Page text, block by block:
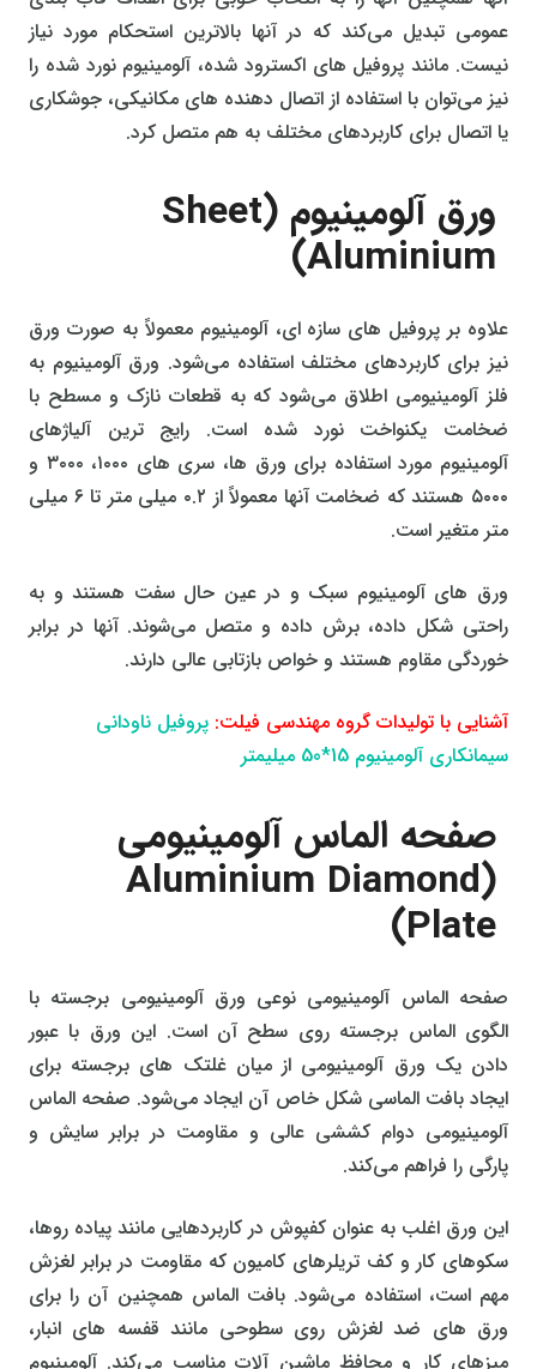
عمومی تبدیل می‌کند که در آنها بالاترین استحکام مورد نیاز
نیست. مانند پروفیل‌ های اکسترود شده، آلومینیوم نورد شده را
نیز می‌توان با استفاده از اتصال دهنده‌ های مکانیکی، جوشکاری
یا اتصال برای کاربردهای مختلف به هم متصل کرد.
ورق آلومینیوم (Sheet
Aluminium)
علاوه بر پروفیل‌ های سازه‌ ای، آلومینیوم معمولاً به صورت ورق
نیز برای کاربردهای مختلف استفاده می‌شود. ورق آلومینیوم به
فلز آلومینیومی اطلاق می‌شود که به قطعات نازک و مسطح با
ضخامت یکنواخت نورد شده است. رایج‌ ترین آلیاژهای
آلومینیوم مورد استفاده برای ورق‌ ها، سری‌ های ۱۰۰۰، ۳۰۰۰ و
۵۰۰۰ هستند که ضخامت آنها معمولاً از ۰.۲ میلی‌ متر تا ۶ میلی‌
متر متغیر است.
ورق‌ های آلومینیوم سبک و در عین حال سفت هستند و به
راحتی شکل داده، برش داده و متصل می‌شوند. آنها در برابر
خوردگی مقاوم هستند و خواص بازتابی عالی دارند.
آشنایی با تولیدات گروه مهندسی فیلت: پروفیل ناودانی
سیمانکاری آلومینیوم 15*50 میلیمتر
صفحه الماس آلومینیومی
(Aluminium Diamond
Plate)
صفحه الماس آلومینیومی نوعی ورق آلومینیومی برجسته با
الگوی الماس برجسته روی سطح آن است. این ورق با عبور
دادن یک ورق آلومینیومی از میان غلتک‌ های برجسته برای
ایجاد بافت الماسی شکل خاص آن ایجاد می‌شود. صفحه الماس
آلومینیومی دوام کششی عالی و مقاومت در برابر سایش و
پارگی را فراهم می‌کند.
این ورق اغلب به عنوان کفپوش در کاربردهایی مانند پیاده‌ روها،
سکوهای کار و کف تریلرهای کامیون که مقاومت در برابر لغزش
مهم است، استفاده می‌شود. بافت الماس همچنین آن را برای
ورق‌ های ضد لغزش روی سطوحی مانند قفسه‌ های انبار،
میزهای کار و محافظ ماشین‌ آلات مناسب می‌کند. آلومینیوم